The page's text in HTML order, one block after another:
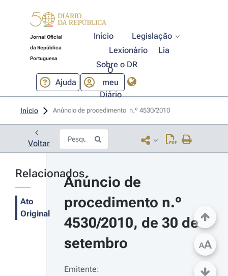
Jornal Oficial
da República
Portuguesa
Início
Legislação
Lexionário
Lia
Sobre o DR
Ajuda
O
meu
Diário
Início Anúncio de procedimento  n.º 4530/2010
Voltar
Relacionados
Ato
Original
Anúncio de
procedimento n.º
4530/2010, de 30 de
setembro
Emitente:
AA